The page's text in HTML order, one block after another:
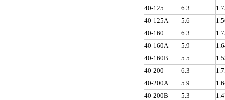
40-125
6.3
40-125A
5.6
40-160
6.3
40-160A
5.9
40-160B
5.5
40-200
6.3
40-200A
5.9
40-200B
5.3